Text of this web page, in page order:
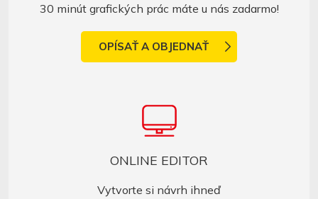
30 minút grafických prác máte u nás zadarmo!
OPÍSAŤ A OBJEDNAŤ
ONLINE EDITOR
Vytvorte si návrh ihneď